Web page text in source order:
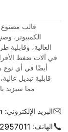
قالب
الكمبيوتر،
العالية، وقابلية
في آلات ضغط
أيضًا في أي نوع
قابلية تبديل
مما سيزيد
البريد الإلكتروني:
الهاتف: